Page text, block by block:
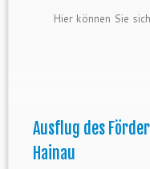
Hier können Sie
Ausflug des
Hainau